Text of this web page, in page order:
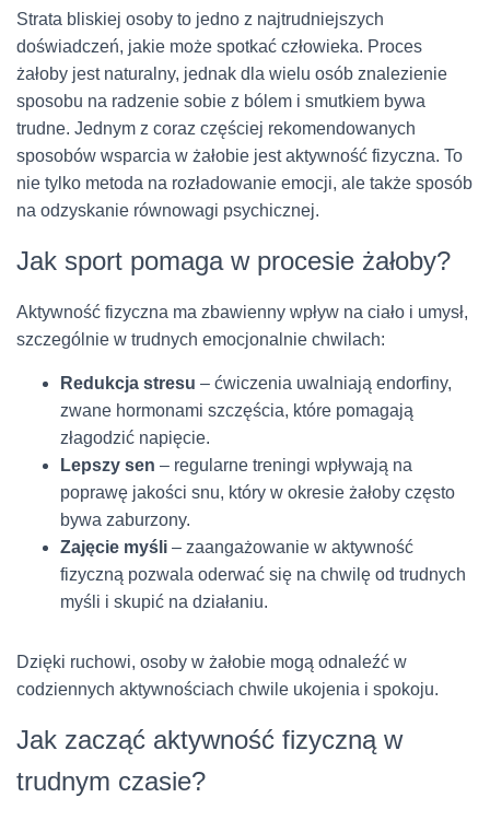
Strata bliskiej osoby to jedno z najtrudniejszych
doświadczeń, jakie może spotkać człowieka. Proces
żałoby jest naturalny, jednak dla wielu osób znalezienie
sposobu na radzenie sobie z bólem i smutkiem bywa
trudne. Jednym z coraz częściej rekomendowanych
sposobów wsparcia w żałobie jest aktywność fizyczna. To
nie tylko metoda na rozładowanie emocji, ale także sposób
na odzyskanie równowagi psychicznej.
Jak sport pomaga w procesie żałoby?
Aktywność fizyczna ma zbawienny wpływ na ciało i umysł,
szczególnie w trudnych emocjonalnie chwilach:
Redukcja stresu – ćwiczenia uwalniają endorfiny,
zwane hormonami szczęścia, które pomagają
złagodzić napięcie.
Lepszy sen – regularne treningi wpływają na
poprawę jakości snu, który w okresie żałoby często
bywa zaburzony.
Zajęcie myśli – zaangażowanie w aktywność
fizyczną pozwala oderwać się na chwilę od trudnych
myśli i skupić na działaniu.
Dzięki ruchowi, osoby w żałobie mogą odnaleźć w
codziennych aktywnościach chwile ukojenia i spokoju.
Jak zacząć aktywność fizyczną w
trudnym czasie?